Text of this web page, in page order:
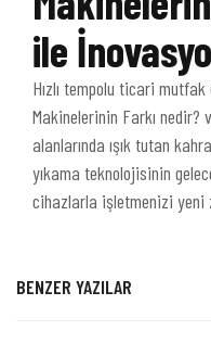
ile
Hızlı tempolu ticari mutfak
Makinelerinin Farkı
alanlarında ışık tutan
yıkama teknolojisinin
cihazlarla işletmenizi yeni
BENZER YAZILAR